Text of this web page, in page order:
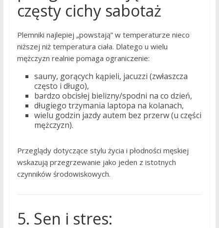
częsty cichy sabotaż
Plemniki najlepiej „powstają” w temperaturze nieco
niższej niż temperatura ciała. Dlatego u wielu
mężczyzn realnie pomaga ograniczenie:
sauny, gorących kąpieli, jacuzzi (zwłaszcza
często i długo),
bardzo obcisłej bielizny/spodni na co dzień,
długiego trzymania laptopa na kolanach,
wielu godzin jazdy autem bez przerw (u części
mężczyzn).
Przeglądy dotyczące stylu życia i płodności męskiej
wskazują przegrzewanie jako jeden z istotnych
czynników środowiskowych.
5. Sen i stres: